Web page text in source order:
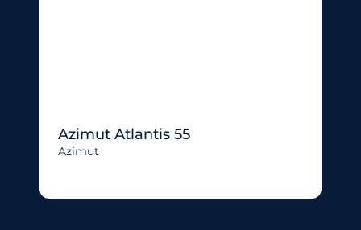
Azimut Atlantis 55
Azimut